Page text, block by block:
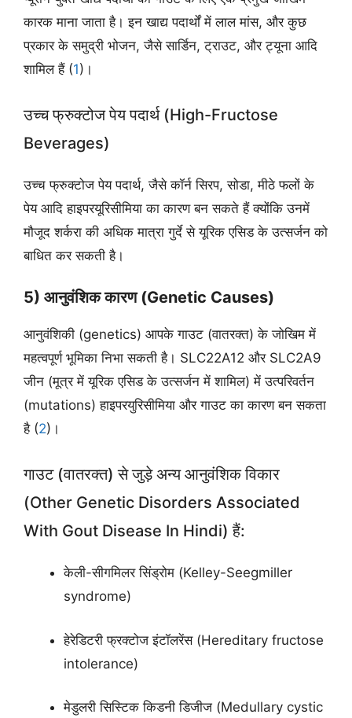
कारक माना जाता है। इन खाद्य पदार्थों में लाल मांस, और कुछ
प्रकार के समुद्री भोजन, जैसे सार्डिन, ट्राउट, और ट्यूना आदि
शामिल हैं (1)।
उच्च फ्रुक्टोज पेय पदार्थ (High-Fructose
Beverages)
उच्च फ्रुक्टोज पेय पदार्थ, जैसे कॉर्न सिरप, सोडा, मीठे फलों के
पेय आदि हाइपरयूरिसीमिया का कारण बन सकते हैं क्योंकि उनमें
मौजूद शर्करा की अधिक मात्रा गुर्दे से यूरिक एसिड के उत्सर्जन को
बाधित कर सकती है।
5) आनुवंशिक कारण (Genetic Causes)
आनुवंशिकी (genetics) आपके गाउट (वातरक्त) के जोखिम में
महत्वपूर्ण भूमिका निभा सकती है। SLC22A12 और SLC2A9
जीन (मूत्र में यूरिक एसिड के उत्सर्जन में शामिल) में उत्परिवर्तन
(mutations) हाइपरयुरिसीमिया और गाउट का कारण बन सकता
है (2)।
गाउट (वातरक्त) से जुड़े अन्य आनुवंशिक विकार
(Other Genetic Disorders Associated
With Gout Disease In Hindi) हैं:
केली-सीगमिलर सिंड्रोम (Kelley-Seegmiller
syndrome)
हेरेडिटरी फ्रक्टोज इंटॉलरेंस (Hereditary fructose
intolerance)
मेडुलरी सिस्टिक किडनी डिजीज (Medullary cystic